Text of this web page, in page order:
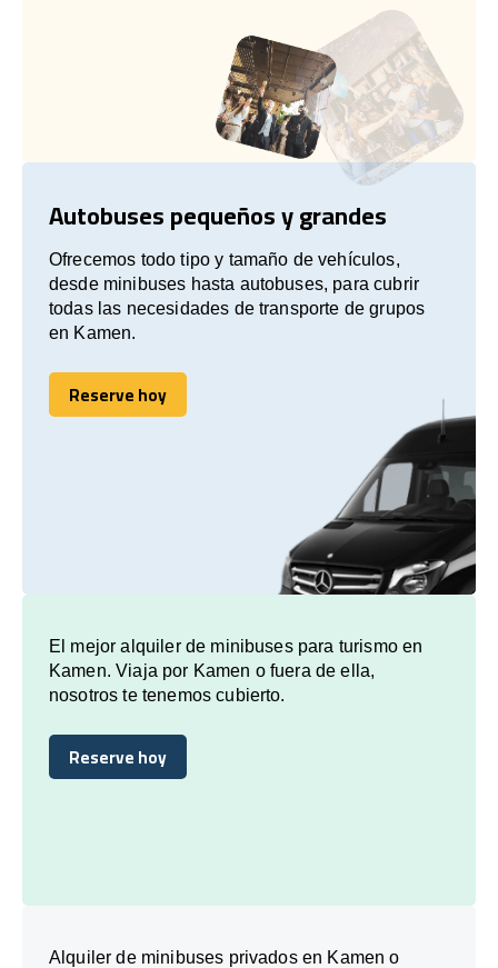
Autobuses pequeños y grandes
Ofrecemos todo tipo y tamaño de vehículos,
desde minibuses hasta autobuses, para cubrir
todas las necesidades de transporte de grupos
en Kamen.
Reserve hoy
Reserve hoy
El mejor alquiler de minibuses para turismo en
Kamen. Viaja por Kamen o fuera de ella,
nosotros te tenemos cubierto.
Reserve hoy
Reserve hoy
Alquiler de minibuses privados en Kamen o